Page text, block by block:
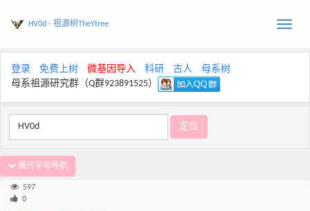
Toggle
HV0d - 祖源树TheYtree
登录 免费上树 微基因导入 科研 古人
母系树
母系祖源研究群（Q群923891525）
展开字母导航
597
0